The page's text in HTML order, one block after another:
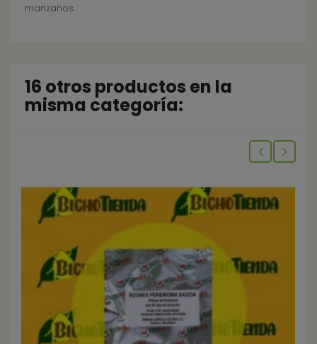
manzanos.
16 otros productos en la
misma categoría: